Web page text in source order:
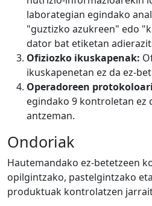
laborategian egindako
"guztizko azukreen" edo
dator bat etiketan
Ofiziozko ikuskapenak:
ikuskapenetan ez da ez-
Operadoreen
egindako 9 kontroletan ez
antzeman.
Ondoriak
Hautemandako ez-betetzeen
opilgintzako, pastelgintzako
produktuak kontrolatzen